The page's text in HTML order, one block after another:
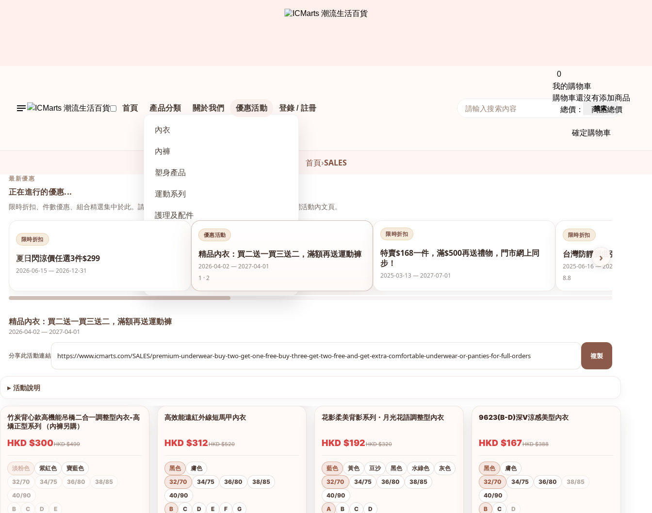
首頁 產品分類
內衣
內褲
塑身產品
運動系列
護理及配件
夏日閃涼價 任選3件$299
關於我們 優惠活動 登錄 / 註冊
0
我的購物車
購物車還沒有添加商品
總價： 商品總價
確定購物車
搜索
首頁›SALES
最新優惠
正在進行的優惠...
限時折扣、件數優惠、組合精選集中於此。請先點上方活動，再於本頁下方瀏覽與下單，無需另開活動內文頁。
‹ ›
限時折扣
夏日閃涼價任選3件$299
2026-06-15 — 2026-12-31
優惠活動
精品內衣：買二送一買三送二，滿額再送運動褲
2026-04-02 — 2027-04-01
1 · 2
限時折扣
特賣$168一件，滿$500再送禮物，門市網上同
步！
2025-03-13 — 2027-07-01
限時折扣
台灣防靜脈曲張襪保護美
2025-06-16 — 2026-12-31
8.8
精品內衣：買二送一買三送二，滿額再送運動褲
2026-04-02 — 2027-04-01
分享此活動連結 複製
▸ 活動說明
1/13
查看圖片
竹炭背心款高機能吊橋二合一調整型內衣-高
矯正型系列 （內褲另購）
HKD $300 HKD $499
淡粉色 紫紅色
寶藍色
32/70
34/75 36/80
38/85
40/90
B
C D E
高效能遠紅外線短馬甲內衣
HKD $312 HKD $520
黑色
膚色
32/70
34/75 36/80
38/85
40/90
B
C D E F G
1/18
花影柔美背影系列・月光花語調整型內衣
HKD $192 HKD $320
藍色 黃色 豆沙 黑色 水綠色
灰色
32/70
34/75 36/80
38/85
40/90
A
B C D
9623(B-D)深V涼感美型內衣
HKD $167 HKD $388
黑色
膚色
32/70
34/75 36/80
38/85
40/90
B
C D